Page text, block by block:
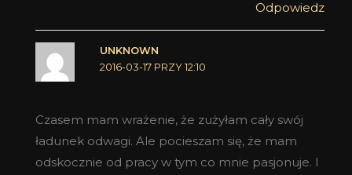
Odpowiedz
UNKNOWN
2016-03-17 PRZY 12:10
Czasem mam wrażenie, że zużyłam cały swój
ładunek odwagi. Ale pocieszam się, że mam
odskocznie od pracy w tym co mnie pasjonuje. I